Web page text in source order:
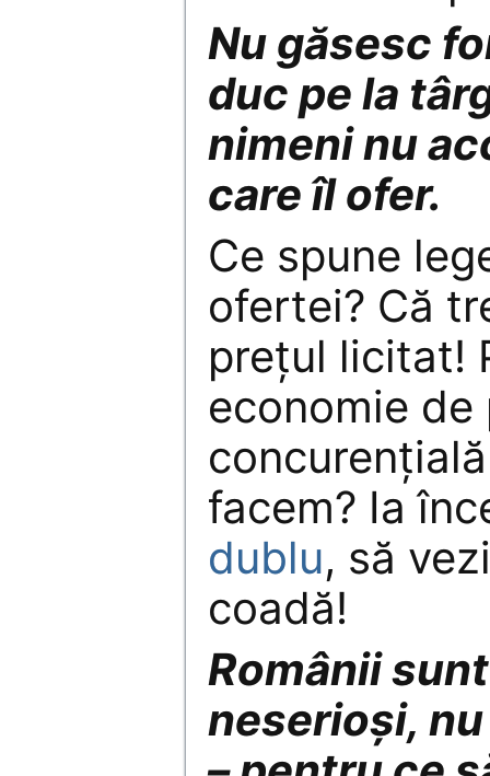
Nu găsesc
duc pe la
nimeni nu
care îl ofer.
Ce spune
ofertei? Că
prețul licitat!
economie de
facem? Ia
dublu, să
coadă!
Românii
neserioși,